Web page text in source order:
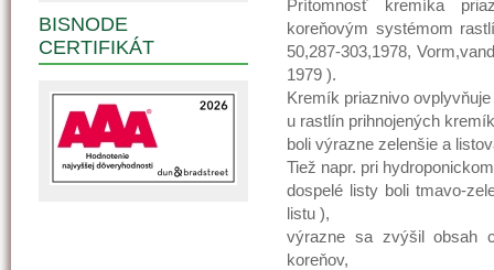
Prítomnosť kremíka
koreňovým systémom
50,287-303,1978,
1979 ).
Kremík priaznivo
u rastlín prihnojených
boli výrazne zelenšie a
Tiež napr. pri
dospelé listy boli tmavo-
listu ),
výrazne sa zvýšil obsah
koreňov,
BISNODE
CERTIFIKÁT